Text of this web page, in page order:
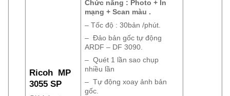
Ricoh MP
3055 SP
Chức năng : Photo + In
mạng + Scan màu .
– Tốc độ : 30bản /phút.
– Đảo bản gốc tự động
ARDF – DF 3090.
– Quét 1 lần sao chụp
nhiều lần
– Tự động xoay ảnh bản
gốc.